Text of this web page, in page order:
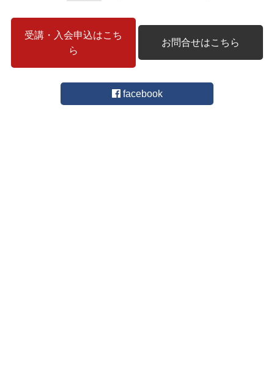
受講・入会申込はこち
ら
お問合せはこちら
facebook